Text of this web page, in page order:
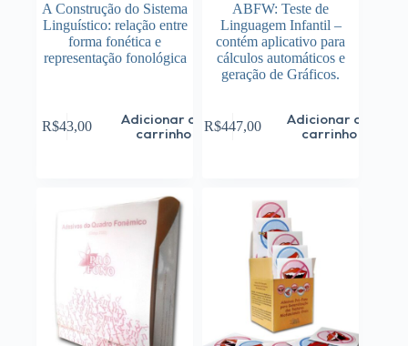
A Construção do Sistema
Linguístico: relação entre
forma fonética e
representação fonológica
R$43,00
Adicionar ao
carrinho
ABFW: Teste de
Linguagem Infantil –
contém aplicativo para
cálculos automáticos e
geração de Gráficos.
R$447,00
Adicionar ao
carrinho